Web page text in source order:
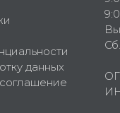
данных